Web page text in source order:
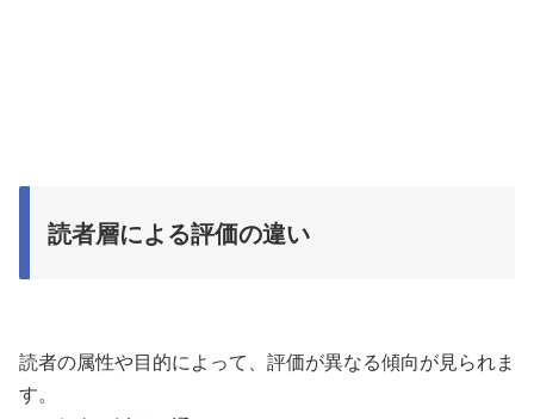
読者層による評価の違い
読者の属性や目的によって、評価が異なる傾向が見られま
す。